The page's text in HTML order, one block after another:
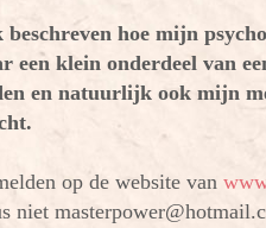
hoe mijn
een klein onderdeel van
en natuurlijk ook mijn
op de website van
niet